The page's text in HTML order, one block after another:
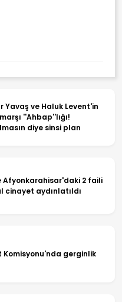
Yavaş ve Haluk Levent'in
''Ahbap''lığı!
diye sinsi plan
Afyonkarahisar'daki 2 faili
cinayet aydınlatıldı
Komisyonu'nda gerginlik